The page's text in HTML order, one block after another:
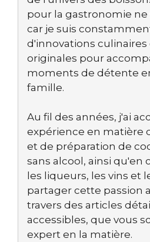
pour la gastronomie ne
car je suis
d'innovations
originales pour
moments de détente
famille.
Au fil des années, j'ai
expérience en matière
et de préparation de
sans alcool, ainsi qu'en
les liqueurs, les vins et
partager cette passion
travers des articles
accessibles, que vous
expert en la matière.